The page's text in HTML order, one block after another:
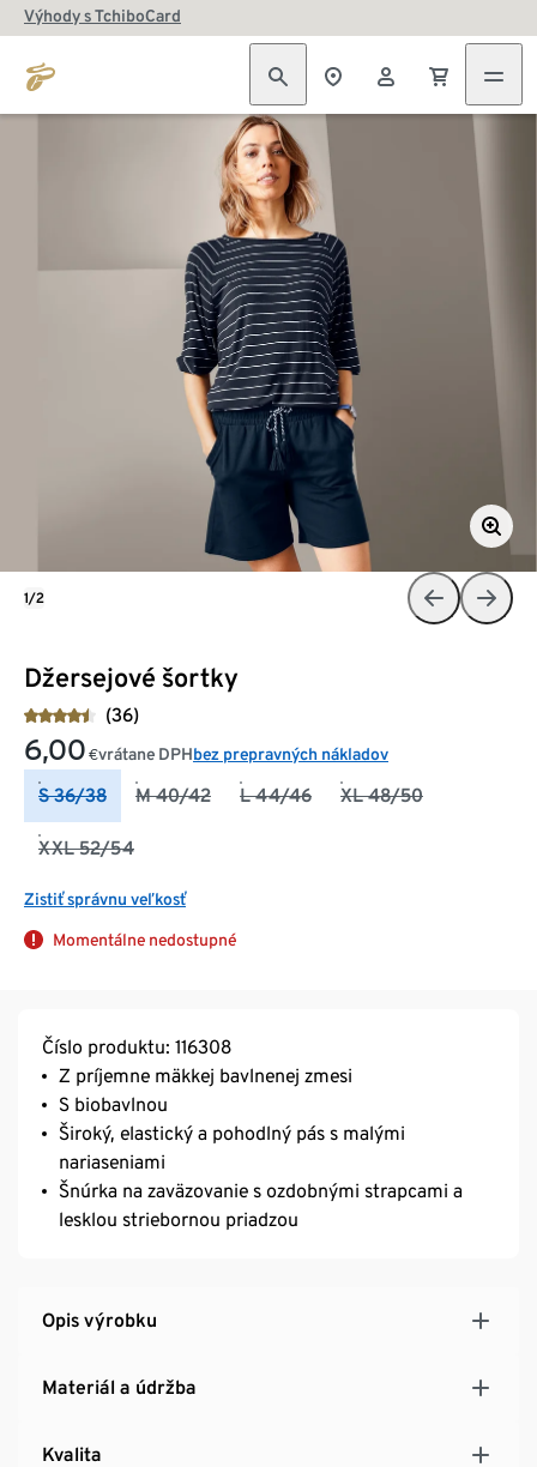
Výhody s TchiboCard
Džersejové šortky
(36)
6,00 €vrátane DPHbez prepravných nákladov
S 36/38 M 40/42 L 44/46 XL 48/50
XXL 52/54
Zistiť správnu veľkosť
Momentálne nedostupné
1/2
Číslo produktu: 116308
Z príjemne mäkkej bavlnenej zmesi
S biobavlnou
Široký, elastický a pohodlný pás s malými
nariaseniami
Šnúrka na zaväzovanie s ozdobnými strapcami a
lesklou striebornou priadzou
Opis výrobku
Materiál a údržba
Kvalita